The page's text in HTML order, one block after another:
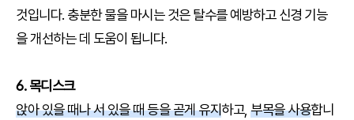
것입니다. 충분한 물을 마시는 것은 탈수를 예방하고 신경 기능
을 개선하는 데 도움이 됩니다.
6. 목디스크
앉아 있을 때나 서 있을 때 등을 곧게 유지하고, 부목을 사용합니